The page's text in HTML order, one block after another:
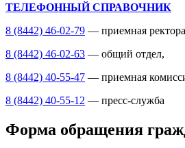
ТЕЛЕФОННЫЙ СПРАВОЧНИК
8 (8442) 46-02-79 — приемная
8 (8442) 46-02-63 — общий отдел,
8 (8442) 40-55-47 — приемная
8 (8442) 40-55-12 — пресс-служба
Форма обращения